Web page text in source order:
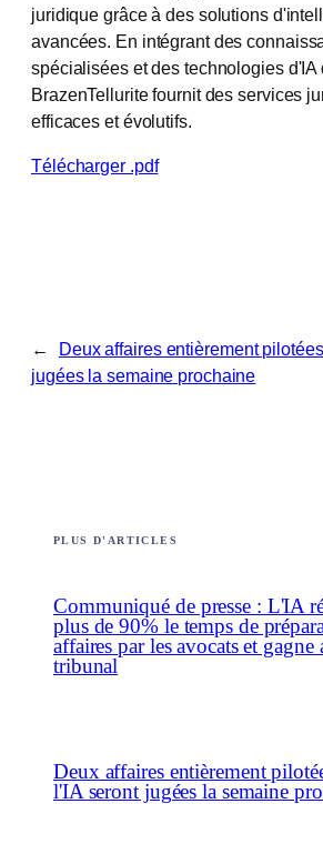
juridique grâce à des solutions
avancées. En intégrant des
spécialisées et des technologies d'IA
BrazenTellurite fournit des services
efficaces et évolutifs.
Télécharger .pdf
←
Deux affaires entièrement
jugées la semaine prochaine
PLUS D'ARTICLES
Communiqué de presse : L'IA
plus de 90% le temps de
affaires par les avocats et gagne
tribunal
Deux affaires entièrement
l'IA seront jugées la semaine